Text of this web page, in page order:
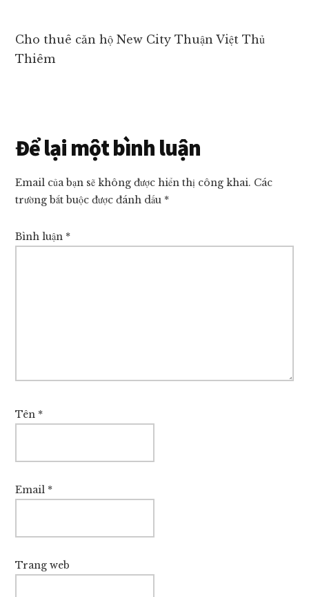
nhất
thị
Cho thuê căn hộ New City Thuận Việt Thủ
Thiêm
Reader
Interactions
Để lại một bình luận
Email của bạn sẽ không được hiển thị công khai. Các
trường bắt buộc được đánh dấu *
Bình luận *
Tên *
Email *
Trang web